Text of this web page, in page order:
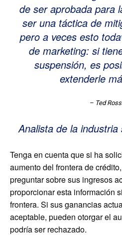
de ser aprobada para
ser una táctica de
pero a veces esto
de marketing: si
suspensión, es
extenderle
– Ted
Analista de la
Tenga en cuenta que si ha
aumento del frontera de
preguntar sobre sus ingresos
proporcionar esta información
frontera. Si sus ganancias
aceptable, pueden otorgar el
podría ser rechazado.